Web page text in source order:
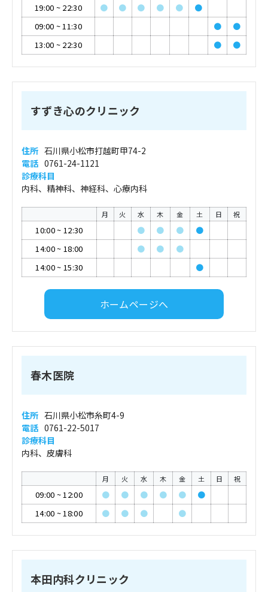
19:00 ~ 22:30 ● ● ● ● ●
●
09:00 ~11:30 ●
●
13:00 ~ 22:30 ● ●
すずき心のクリニック
住所 石川県小松市打越町甲74-2
電話 0761-24-1121
診療科目
内科、精神科、神経科、心療内科
月 火 水 木 金 土 日 祝
10:00~ 12:30 ● ● ●
●
14:00~ 18:00 ● ●
●
14:00~ 15:30 ●
ホームページへ
春木医院
住所 石川県小松市糸町4-9
電話 0761-22-5017
診療科目
内科、皮膚科
月 火 水 木 金 土 日 祝
09:00 ~12:00 ● ● ● ● ●
●
14:00 ~18:00 ● ● ● ●
本田内科クリニック